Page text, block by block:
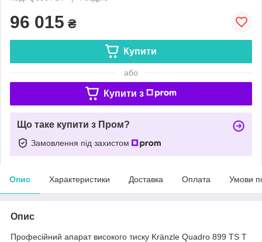
96 015 ₴
Купити
або
Купити з
Що таке купити з Пром?
Замовлення під захистом
Опис Характеристики Доставка Оплата Умови
Опис
Професійний апарат високого тиску Kränzle Quadro 899 TS T